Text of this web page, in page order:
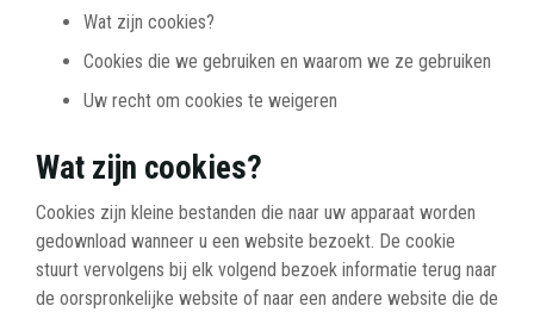
Wat zijn cookies?
Cookies die we gebruiken en waarom we ze gebruiken
Uw recht om cookies te weigeren
Wat zijn cookies?
Cookies zijn kleine bestanden die naar uw apparaat worden
gedownload wanneer u een website bezoekt. De cookie
stuurt vervolgens bij elk volgend bezoek informatie terug naar
de oorspronkelijke website of naar een andere website die de